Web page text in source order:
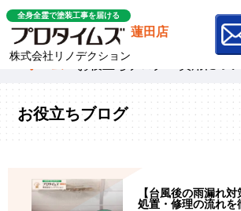
全身全霊で塗装工事を届ける
蓮田店
株式会社リノデクション
ホーム » お役立ちブログ
お役立ちブログ
【台風後の雨漏れ
処置・修理の流れを